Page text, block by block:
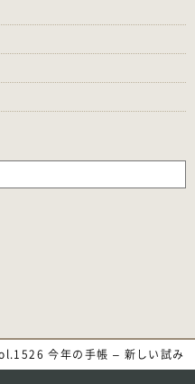
今年の手帳 – 新しい試み